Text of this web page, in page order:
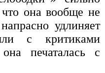
что она вообще не
удлиняет
с критиками
печаталась с